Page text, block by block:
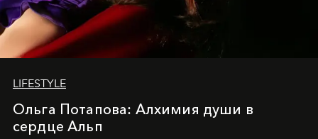
LIFESTYLE
Ольга Потапова: Алхимия души в
сердце Альп